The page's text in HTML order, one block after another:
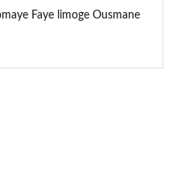
Faye limoge Ousmane